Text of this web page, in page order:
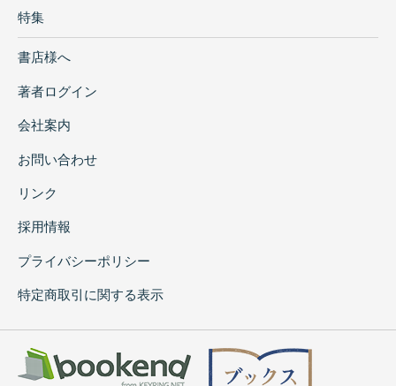
特集
書店様へ
著者ログイン
会社案内
お問い合わせ
リンク
採用情報
プライバシーポリシー
特定商取引に関する表示